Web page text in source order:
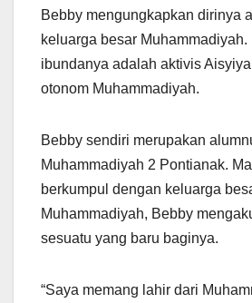
Bebby mengungkapkan dirinya
keluarga besar Muhammadiyah.
ibundanya adalah aktivis
otonom Muhammadiyah.
Bebby sendiri merupakan
Muhammadiyah 2 Pontianak.
berkumpul dengan keluarga
Muhammadiyah, Bebby
sesuatu yang baru baginya.
“Saya memang lahir dari